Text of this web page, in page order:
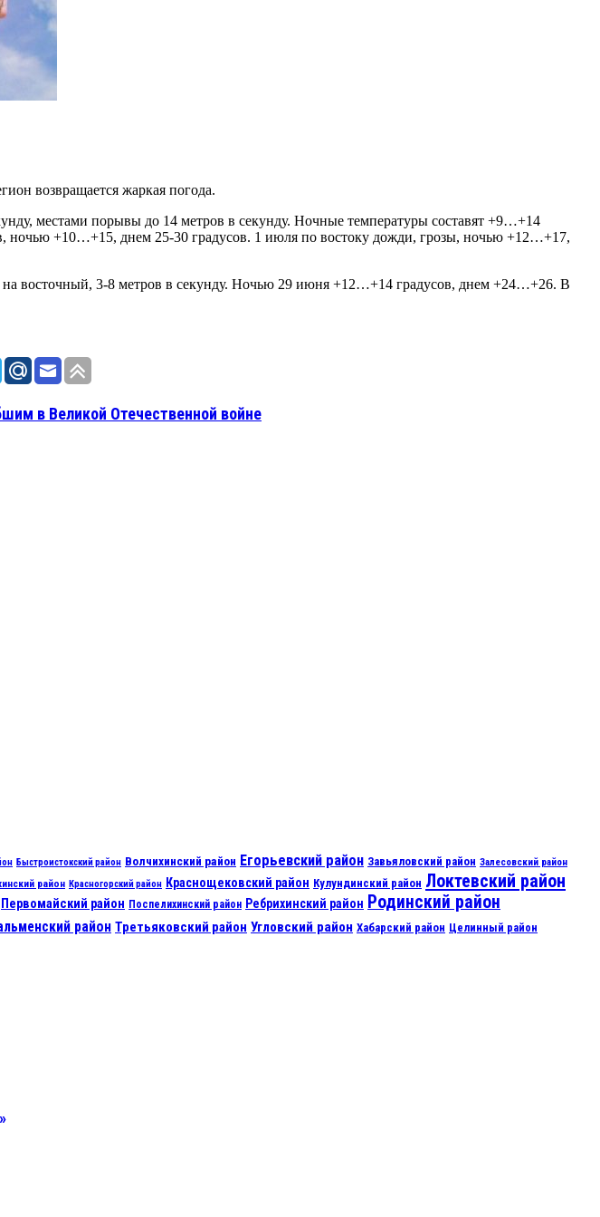
возвращается жаркая погода.
местами порывы до 14 метров в секунду. Ночные температуры составят +9…+14
ночью +10…+15, днем 25-30 градусов. 1 июля по востоку дожди, грозы, ночью +12…+17,
на восточный, 3-8 метров в секунду. Ночью 29 июня +12…+14 градусов, днем +24…+26. В
в Великой Отечественной войне
Быстроистокский район Волчихинский район Егорьевский район Завьяловский район Залесовский район
район Красногорский район Краснощековский район Кулундинский район Локтевский район
Первомайский район Поспелихинский район Ребрихинский район Родинский район
район Третьяковский район Угловский район Хабарский район Целинный район